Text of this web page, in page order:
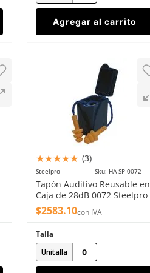
Agregar al carrito
★★★★★ (3)
Steelpro Sku: HA-SP-0072
Tapón Auditivo Reusable en
Caja de 28dB 0072 Steelpro
(100 pares)
$2583.10con IVA
Talla
Unitalla